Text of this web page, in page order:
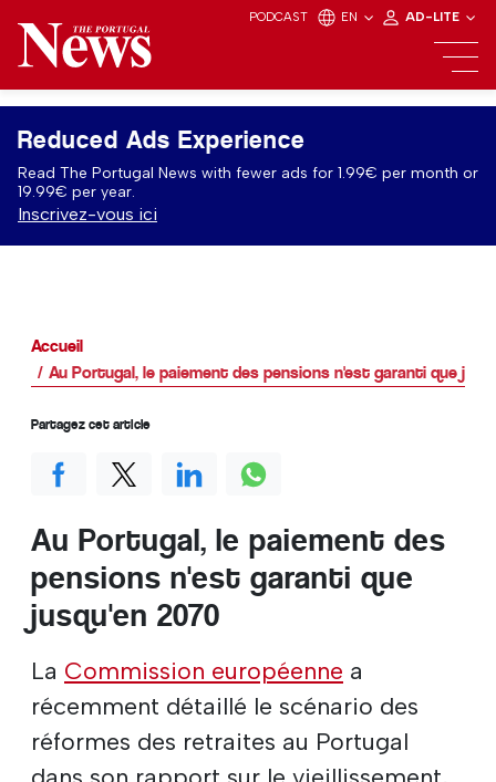
PODCAST EN AD-LITE
Reduced Ads Experience
Read The Portugal News with fewer ads for 1.99€ per month or
19.99€ per year.
Inscrivez-vous ici
Accueil
Au Portugal, le paiement des pensions n'est garanti que
Au Portugal, le paiement des
pensions n'est garanti que
jusqu'en 2070
La Commission européenne a
récemment détaillé le scénario des
réformes des retraites au Portugal
Partagez cet article